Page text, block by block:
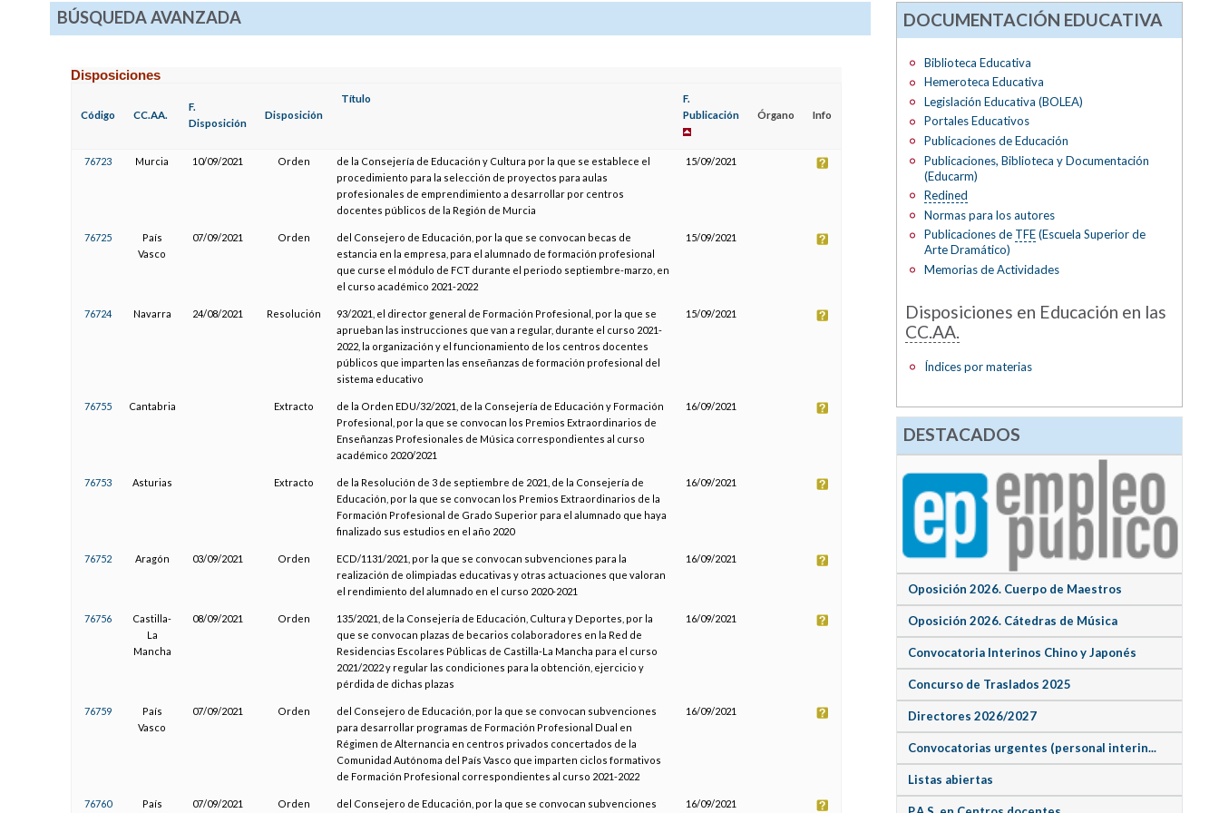
BÚSQUEDA AVANZADA
Disposiciones
Código CC.AA.
F.
Disposición
Disposición
Título
F.
Publicación
Órgano Info
76723 Murcia 10/09/2021 Orden
de la Consejería de Educación y Cultura por la que se establece el
procedimiento para la selección de proyectos para aulas
profesionales de emprendimiento a desarrollar por centros
docentes públicos de la Región de Murcia
15/09/2021
76725
País
Vasco
07/09/2021 Orden
del Consejero de Educación, por la que se convocan becas de
estancia en la empresa, para el alumnado de formación profesional
que curse el módulo de FCT durante el periodo septiembre-marzo, en
el curso académico 2021-2022
15/09/2021
76724 Navarra 24/08/2021 Resolución
93/2021, el director general de Formación Profesional, por la que se
aprueban las instrucciones que van a regular, durante el curso 2021-
2022, la organización y el funcionamiento de los centros docentes
públicos que imparten las enseñanzas de formación profesional del
sistema educativo
15/09/2021
76755 Cantabria Extracto
de la Orden EDU/32/2021, de la Consejería de Educación y Formación
Profesional, por la que se convocan los Premios Extraordinarios de
Enseñanzas Profesionales de Música correspondientes al curso
académico 2020/2021
16/09/2021
76753 Asturias Extracto
de la Resolución de 3 de septiembre de 2021, de la Consejería de
Educación, por la que se convocan los Premios Extraordinarios de la
Formación Profesional de Grado Superior para el alumnado que haya
finalizado sus estudios en el año 2020
16/09/2021
76752 Aragón 03/09/2021 Orden
ECD/1131/2021, por la que se convocan subvenciones para la
realización de olimpiadas educativas y otras actuaciones que valoran
el rendimiento del alumnado en el curso 2020-2021
16/09/2021
76756
Castilla-
La
Mancha
08/09/2021 Orden
135/2021, de la Consejería de Educación, Cultura y Deportes, por la
que se convocan plazas de becarios colaboradores en la Red de
Residencias Escolares Públicas de Castilla-La Mancha para el curso
2021/2022 y regular las condiciones para la obtención, ejercicio y
pérdida de dichas plazas
16/09/2021
76759
País
Vasco
07/09/2021 Orden
del Consejero de Educación, por la que se convocan subvenciones
para desarrollar programas de Formación Profesional Dual en
Régimen de Alternancia en centros privados concertados de la
Comunidad Autónoma del País Vasco que imparten ciclos formativos
de Formación Profesional correspondientes al curso 2021-2022
16/09/2021
76760 País 07/09/2021 Orden del Consejero de Educación, por la que se convocan subvenciones 16/09/2021
DOCUMENTACIÓN EDUCATIVA
Biblioteca Educativa
Hemeroteca Educativa
Legislación Educativa (BOLEA)
Portales Educativos
Publicaciones de Educación
Publicaciones, Biblioteca y Documentación
(Educarm)
Redined
Normas para los autores
Publicaciones de TFE(Escuela Superior de
Arte Dramático)
Memorias de Actividades
Disposiciones en Educación en las
CC.AA.
Índices por materias
DESTACADOS
Oposición 2026. Cuerpo de Maestros
Oposición 2026. Cátedras de Música
Convocatoria Interinos Chino y Japonés
Concurso de Traslados 2025
Directores 2026/2027
Convocatorias urgentes (personal interin...
Listas abiertas